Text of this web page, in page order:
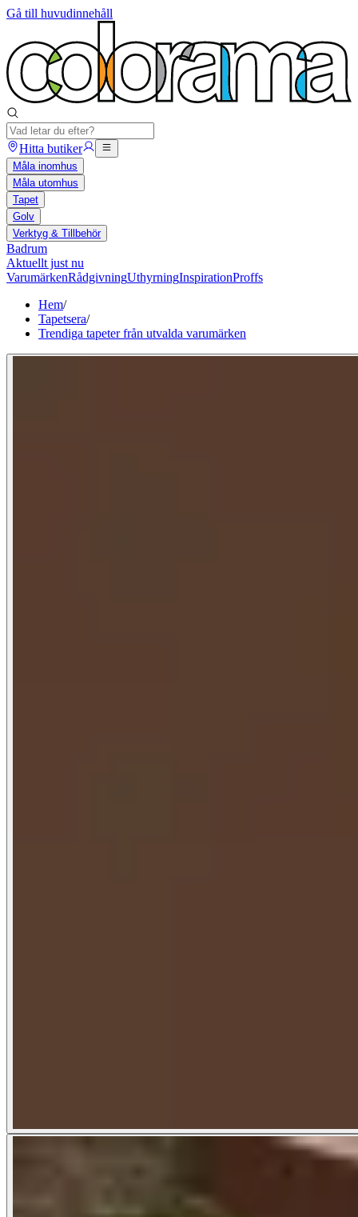
Gå till huvudinnehåll
Hitta butiker
Måla inomhus
Måla utomhus
Tapet
Golv
Verktyg & Tillbehör
Badrum
Aktuellt just nu
VarumärkenRådgivningUthyrningInspirationProffs
Hem/
Tapetsera/
Trendiga tapeter från utvalda varumärken